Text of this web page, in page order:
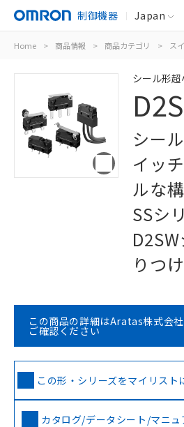
制御機器 Japan
Home > 商品情報 > 商品カテゴリ > ス
シール形
シー
イッ
ルな
SSシ
りつ
この商品の詳細はAratas株式会
ご確認ください
この形・シリーズをマイリスト
カタログ/データシート/マニュ